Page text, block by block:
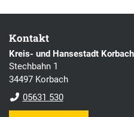
Kontakt
Kreis- und Hansestadt Korbach
Stechbahn 1
34497 Korbach
05631 530